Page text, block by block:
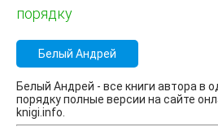
порядку
Белый Андрей
Белый Андрей - все книги автора в
порядку полные версии на сайте
knigi.info.